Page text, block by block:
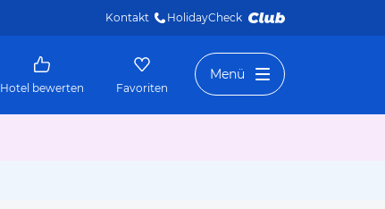
Kontakt HolidayCheck
Hotel bewerten Favoriten
Menü